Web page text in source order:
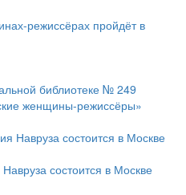
режиссёрах пройдёт в
библиотеке № 249
женщины-режиссёры»
состоится в Москве